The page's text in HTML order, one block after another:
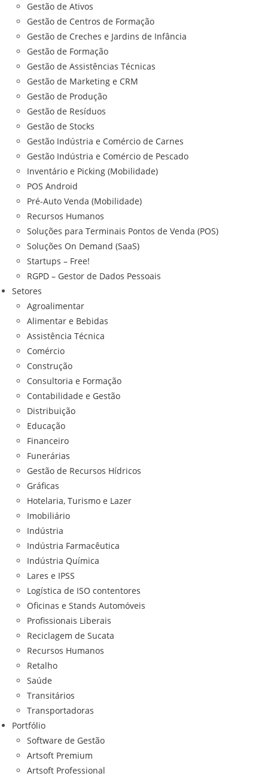
Gestão de Ativos
Gestão de Centros de Formação
Gestão de Creches e Jardins de Infância
Gestão de Formação
Gestão de Assistências Técnicas
Gestão de Marketing e CRM
Gestão de Produção
Gestão de Resíduos
Gestão de Stocks
Gestão Indústria e Comércio de Carnes
Gestão Indústria e Comércio de Pescado
Inventário e Picking (Mobilidade)
POS Android
Pré-Auto Venda (Mobilidade)
Recursos Humanos
Soluções para Terminais Pontos de Venda (POS)
Soluções On Demand (SaaS)
Startups – Free!
RGPD – Gestor de Dados Pessoais
Setores
Agroalimentar
Alimentar e Bebidas
Assistência Técnica
Comércio
Construção
Consultoria e Formação
Contabilidade e Gestão
Distribuição
Educação
Financeiro
Funerárias
Gestão de Recursos Hídricos
Gráficas
Hotelaria, Turismo e Lazer
Imobiliário
Indústria
Indústria Farmacêutica
Indústria Química
Lares e IPSS
Logística de ISO contentores
Oficinas e Stands Automóveis
Profissionais Liberais
Reciclagem de Sucata
Recursos Humanos
Retalho
Saúde
Transitários
Transportadoras
Portfólio
Software de Gestão
Artsoft Premium
Artsoft Professional